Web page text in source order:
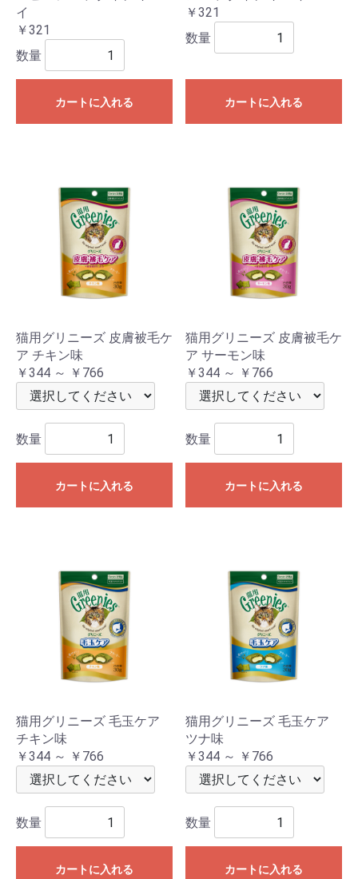
イ
￥321
数量
カートに入れる
￥321
数量
カートに入れる
猫用グリニーズ 皮膚被毛ケ
ア チキン味
￥344 ～ ￥766
数量
カートに入れる
猫用グリニーズ 皮膚被毛ケ
ア サーモン味
￥344 ～ ￥766
数量
カートに入れる
猫用グリニーズ 毛玉ケア
チキン味
￥344 ～ ￥766
数量
カートに入れる
猫用グリニーズ 毛玉ケア
ツナ味
￥344 ～ ￥766
数量
カートに入れる